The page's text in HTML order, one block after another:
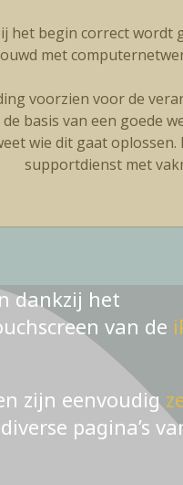
het begin correct wordt
met
voorzien voor de
basis van een goede
wie dit gaat
supportdienst met
dankzij het
van de
zijn eenvoudig
pagina’s